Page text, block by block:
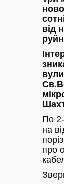
від
По
на
про